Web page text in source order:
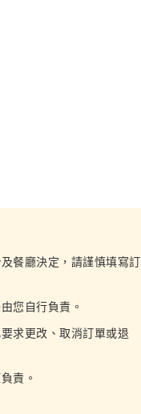
餐廳決定，請謹慎填寫訂
您自行負責。
求更改、取消訂單或退
責。